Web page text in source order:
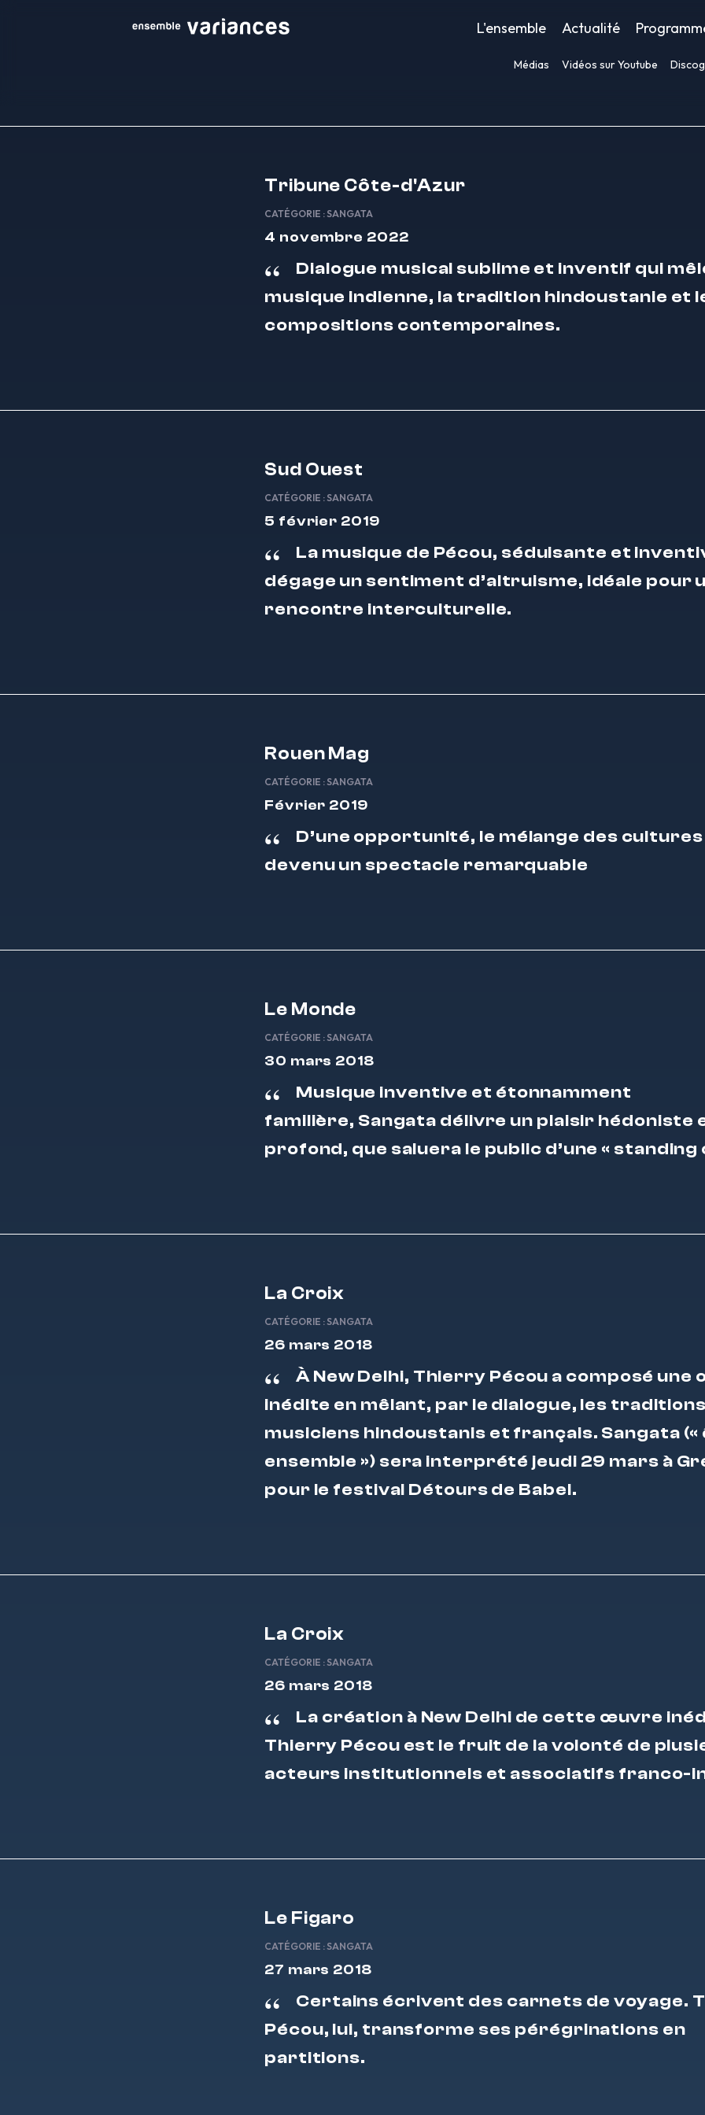
L'ensemble Actualité
Médias Vidéos sur Youtube
Tribune Côte-d'Azur
CATÉGORIE :SANGATA
4 novembre 2022
Dialogue musical sublime et inventif qui
musique indienne, la tradition hindoustanie et
compositions contemporaines.
Sud Ouest
CATÉGORIE :SANGATA
5 février 2019
La musique de Pécou, séduisante et
dégage un sentiment d’altruisme, idéale pour
rencontre interculturelle.
Rouen Mag
CATÉGORIE :SANGATA
Février 2019
D’une opportunité, le mélange des
devenu un spectacle remarquable
Le Monde
CATÉGORIE :SANGATA
30 mars 2018
Musique inventive et étonnamment
familière, Sangata délivre un plaisir hédoniste
profond, que saluera le public d’une « standing
La Croix
CATÉGORIE :SANGATA
26 mars 2018
À New Delhi, Thierry Pécou a composé
inédite en mêlant, par le dialogue, les
musiciens hindoustanis et français. Sangata
ensemble ») sera interprété jeudi 29 mars à
pour le festival Détours de Babel.
La Croix
CATÉGORIE :SANGATA
26 mars 2018
La création à New Delhi de cette œuvre
Thierry Pécou est le fruit de la volonté de
acteurs institutionnels et associatifs franco-
Le Figaro
CATÉGORIE :SANGATA
27 mars 2018
Certains écrivent des carnets de voyage.
Pécou, lui, transforme ses pérégrinations en
partitions.